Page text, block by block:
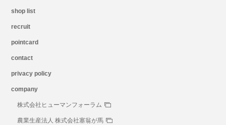
shop list
recruit
pointcard
contact
privacy policy
company
株式会社ヒューマンフォーラム
農業生産法人 株式会社塞翁が馬